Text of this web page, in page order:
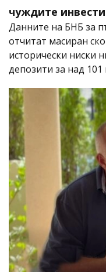
чуждите
Данните на БНБ за
отчитат масиран
исторически ниски
депозити за над